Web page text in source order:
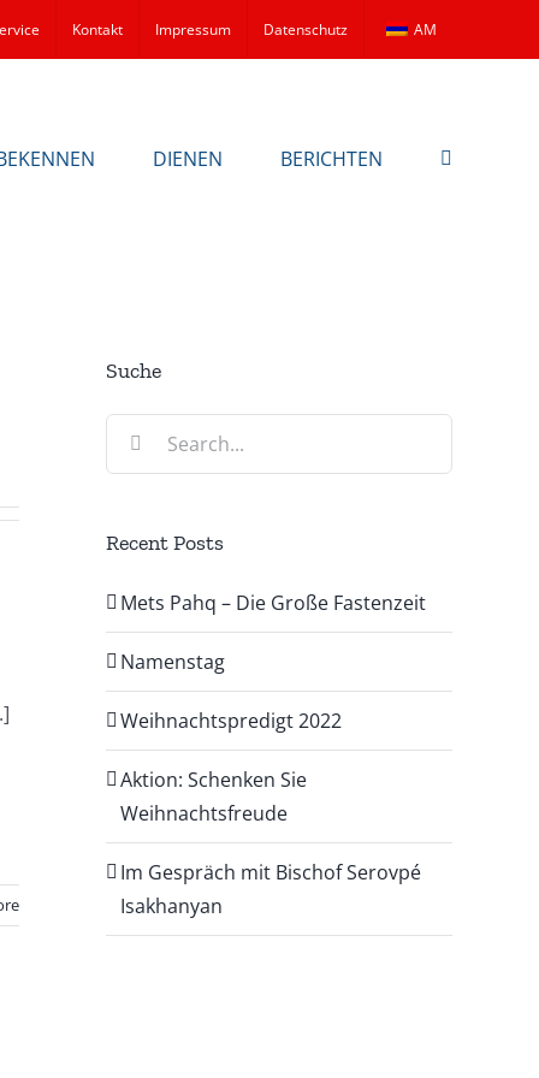
Kontakt Impressum Datenschutz AM
DIENEN BERICHTEN
Suche
Search
Recent Posts
Mets Pahq – Die Große Fastenzeit
Namenstag
Weihnachtspredigt 2022
Aktion: Schenken Sie
Weihnachtsfreude
Im Gespräch mit Bischof Serovpé
Isakhanyan